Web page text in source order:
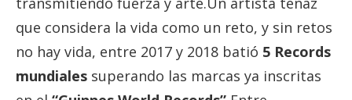
que considera la vida como un reto, y sin retos
no hay vida, entre 2017 y 2018 batió 5 Records
mundiales superando las marcas ya inscritas